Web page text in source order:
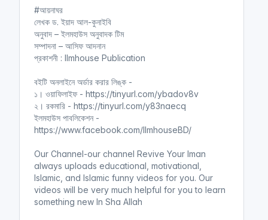
#আয়নাঘর
লেখক ড. ইয়াদ আল-কুনাইবি
অনুবাদ – ইলমহাউস অনুবাদক টিম
সম্পাদনা – আসিফ আদনান
প্রকাশনী : Ilmhouse Publication
বইটি অনলাইনে অর্ডার করার লিঙ্ক -
১। ওয়াফিলাইফ - https://tinyurl.com/ybadov8v
২। রকমারি - https://tinyurl.com/y83naecq
ইলমহাউস পাবলিকেশন -
https://www.facebook.com/IlmhouseBD/
Our Channel-our channel Revive Your Iman
always uploads educational, motivational,
Islamic, and Islamic funny videos for you. Our
videos will be very much helpful for you to learn
something new In Sha Allah